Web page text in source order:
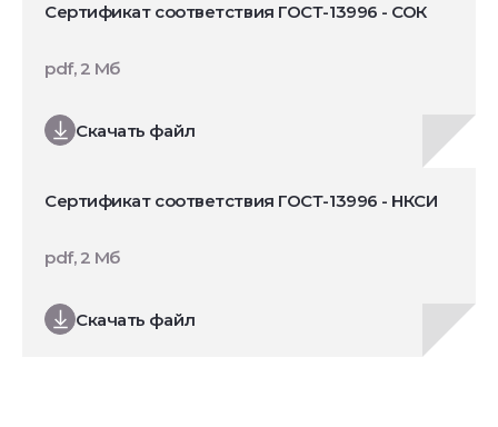
Сертификат соответствия ГОСТ-13996 - СОК
Скачать файл
pdf, 2 Мб
Сертификат соответствия ГОСТ-13996 - НКСИ
Скачать файл
pdf, 2 Мб